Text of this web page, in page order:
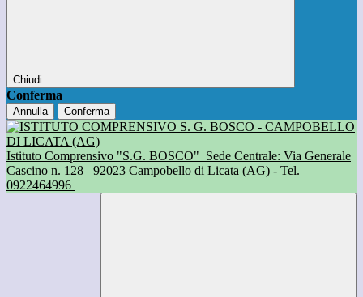
Chiudi
Conferma
Annulla Conferma
Istituto Comprensivo "S.G. BOSCO" Sede Centrale: Via Generale
Cascino n. 128
92023 Campobello di Licata (AG) - Tel.
0922464996